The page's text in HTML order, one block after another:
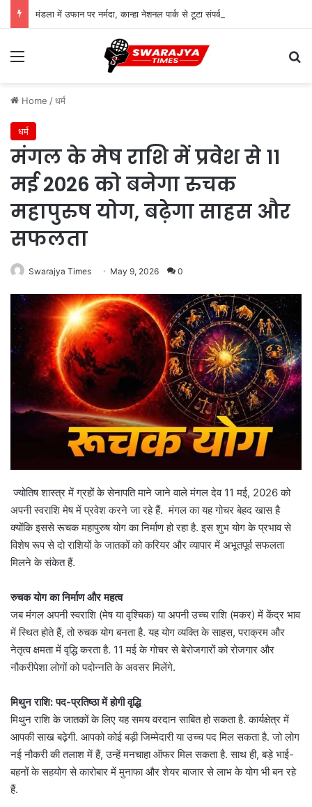
Menu
Home /धर्म
धर्म
मंगल के मेष राशि में प्रवेश से 11
मई 2026 को बनेगा रुचक
महापुरुष योग, बढ़ेगा साहस और
सफलता
Swarajya Times May 9, 2026 0
ज्योतिष शास्त्र में ग्रहों के सेनापति माने जाने वाले मंगल देव 11 मई, 2026 को
अपनी स्वराशि मेष में प्रवेश करने जा रहे हैं. मंगल का यह गोचर बेहद खास है
क्योंकि इससे रूचक महापुरुष योग का निर्माण हो रहा है. इस शुभ योग के प्रभाव से
विशेष रूप से दो राशियों के जातकों को करियर और व्यापार में अभूतपूर्व सफलता
मिलने के संकेत हैं.
रुचक योग का निर्माण और महत्व
जब मंगल अपनी स्वराशि (मेष या वृश्चिक) या अपनी उच्च राशि (मकर) में केंद्र भाव
में स्थित होते हैं, तो रुचक योग बनता है. यह योग व्यक्ति के साहस, पराक्रम और
नेतृत्व क्षमता में वृद्धि करता है. 11 मई के गोचर से बेरोजगारों को रोजगार और
नौकरीपेशा लोगों को पदोन्नति के अवसर मिलेंगे.
मिथुन राशि: पद-प्रतिष्ठा में होगी वृद्धि
मिथुन राशि के जातकों के लिए यह समय वरदान साबित हो सकता है. कार्यक्षेत्र में
आपकी साख बढ़ेगी. आपको कोई बड़ी जिम्मेदारी या उच्च पद मिल सकता है. जो लोग
नई नौकरी की तलाश में हैं, उन्हें मनचाहा ऑफर मिल सकता है. साथ ही, बड़े भाई-
बहनों के सहयोग से कारोबार में मुनाफा और शेयर बाजार से लाभ के योग भी बन रहे
हैं.